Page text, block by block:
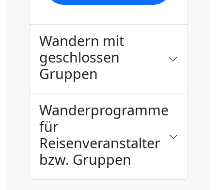
Wandern mit
geschlossen
Gruppen
Wanderprogramme
für
Reisenveranstalter
bzw. Gruppen